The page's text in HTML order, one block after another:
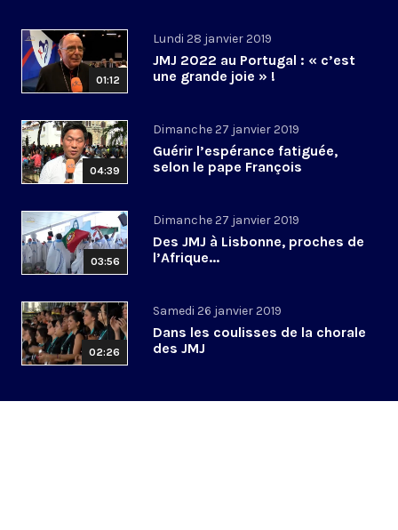
01:12
Lundi 28 janvier 2019
JMJ 2022 au Portugal : « c’est
une grande joie » !
04:39
Dimanche 27 janvier 2019
Guérir l’espérance fatiguée,
selon le pape François
03:56
Dimanche 27 janvier 2019
Des JMJ à Lisbonne, proches de
l’Afrique...
02:26
Samedi 26 janvier 2019
Dans les coulisses de la chorale
des JMJ